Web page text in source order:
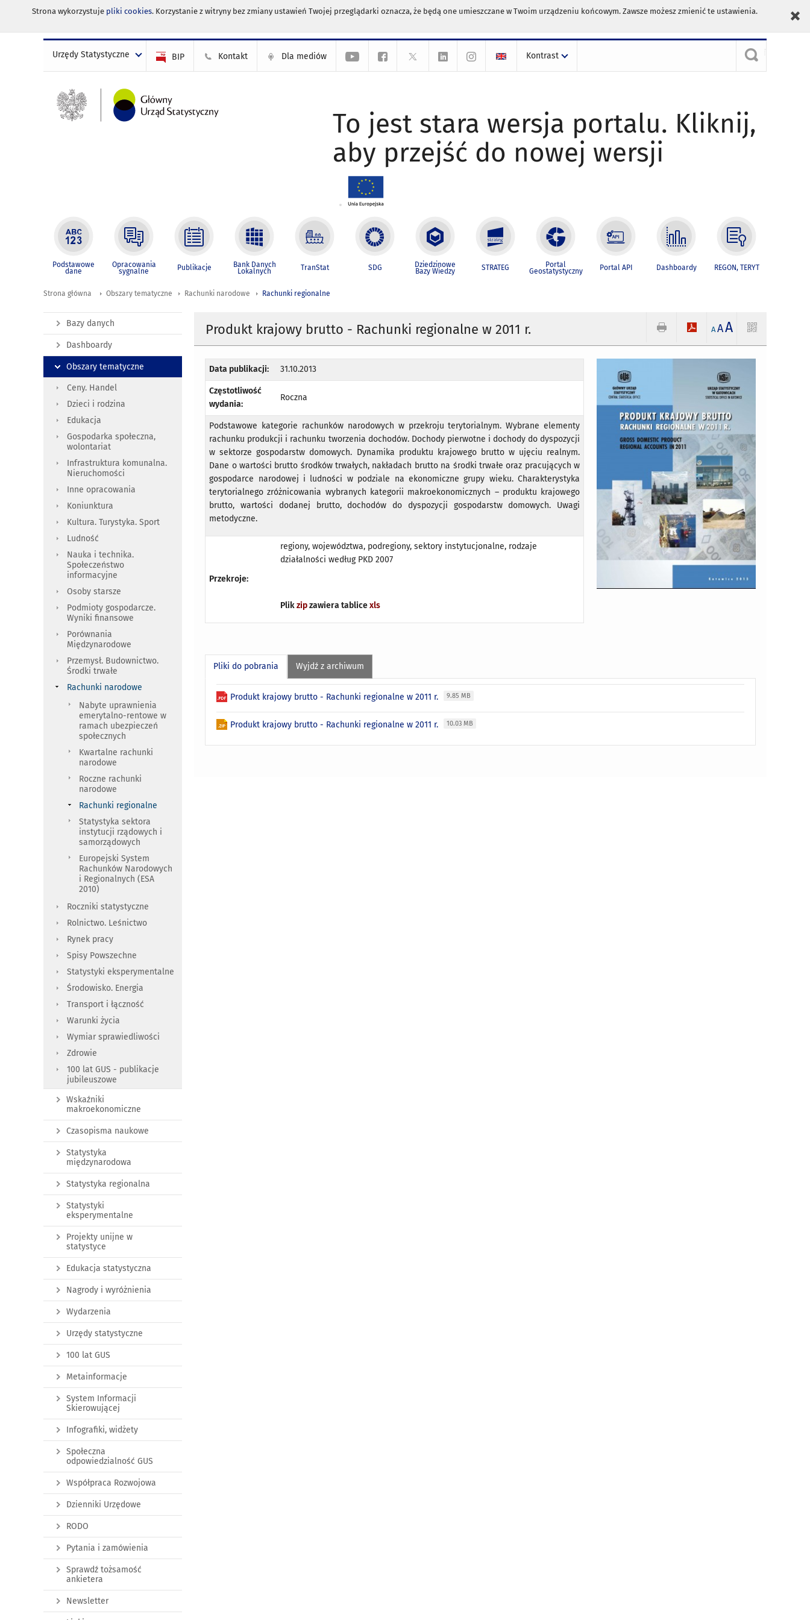
Strona wykorzystuje pliki cookies. Korzystanie z witryny bez zmiany ustawień Twojej przeglądarki oznacza, że będą one umieszczane w Twoim urządzeniu końcowym. Zawsze możesz zmienić te ustawienia.
Urzędy Statystyczne BIP Kontakt Dla mediów Kontrast
To jest stara wersja portalu. Kliknij,
aby przejść do nowej wersji
Podstawowe
dane
Opracowania
sygnalne Publikacje Bank Danych
Lokalnych TranStat SDG Dziedzinowe
Bazy Wiedzy STRATEG Portal
Geostatystyczny Portal API Dashboardy REGON, TERYT
Strona główna Obszary tematyczne Rachunki narodowe Rachunki regionalne
Produkt krajowy brutto - Rachunki regionalne w 2011 r. A AA
Data publikacji: 31.10.2013
Częstotliwość
wydania:
Roczna
Podstawowe kategorie rachunków narodowych w przekroju terytorialnym. Wybrane elementy
rachunku produkcji i rachunku tworzenia dochodów. Dochody pierwotne i dochody do dyspozycji
w sektorze gospodarstw domowych. Dynamika produktu krajowego brutto w ujęciu realnym.
Dane o wartości brutto środków trwałych, nakładach brutto na środki trwałe oraz pracujących w
gospodarce narodowej i ludności w podziale na ekonomiczne grupy wieku. Charakterystyka
terytorialnego zróżnicowania wybranych kategorii makroekonomicznych – produktu krajowego
brutto, wartości dodanej brutto, dochodów do dyspozycji gospodarstw domowych. Uwagi
metodyczne.
Przekroje:
regiony, województwa, podregiony, sektory instytucjonalne, rodzaje
działalności według PKD 2007
Plikzipzawiera tablicexls
Pliki do pobrania Wyjdź z archiwum
Produkt krajowy brutto - Rachunki regionalne w 2011 r. 9.85 MB
Produkt krajowy brutto - Rachunki regionalne w 2011 r. 10.03 MB
Bazy danych
Dashboardy
Obszary tematyczne
Ceny. Handel
Dzieci i rodzina
Edukacja
Gospodarka społeczna,
wolontariat
Infrastruktura komunalna.
Nieruchomości
Inne opracowania
Koniunktura
Kultura. Turystyka. Sport
Ludność
Nauka i technika.
Społeczeństwo
informacyjne
Osoby starsze
Podmioty gospodarcze.
Wyniki finansowe
Porównania
Międzynarodowe
Przemysł. Budownictwo.
Środki trwałe
Rachunki narodowe
Nabyte uprawnienia
emerytalno-rentowe w
ramach ubezpieczeń
społecznych
Kwartalne rachunki
narodowe
Roczne rachunki
narodowe
Rachunki regionalne
Statystyka sektora
instytucji rządowych i
samorządowych
Europejski System
Rachunków Narodowych
i Regionalnych (ESA
2010)
Roczniki statystyczne
Rolnictwo. Leśnictwo
Rynek pracy
Spisy Powszechne
Statystyki eksperymentalne
Środowisko. Energia
Transport i łączność
Warunki życia
Wymiar sprawiedliwości
Zdrowie
100 lat GUS - publikacje
jubileuszowe
Wskaźniki
makroekonomiczne
Czasopisma naukowe
Statystyka
międzynarodowa
Statystyka regionalna
Statystyki
eksperymentalne
Projekty unijne w
statystyce
Edukacja statystyczna
Nagrody i wyróżnienia
Wydarzenia
Urzędy statystyczne
100 lat GUS
Metainformacje
System Informacji
Skierowującej
Infografiki, widżety
Społeczna
odpowiedzialność GUS
Współpraca Rozwojowa
Dzienniki Urzędowe
RODO
Pytania i zamówienia
Sprawdź tożsamość
ankietera
Newsletter